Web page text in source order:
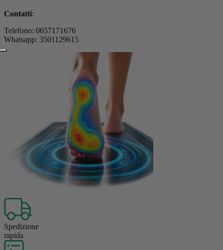
Contatti:
Telefono: 0657171676
Whatsapp: 3501129615
Spedizione
rapida